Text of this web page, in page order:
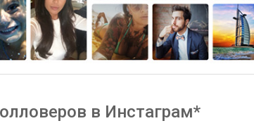
в Инстаграм*